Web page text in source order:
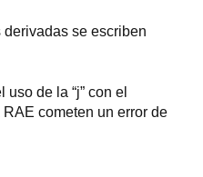
derivadas se escriben
de la “j” con el
cometen un error de